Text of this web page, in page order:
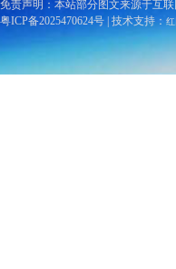
免责声明：本站部分图文来源于互
粤ICP备2025470624号 | 技术支持：